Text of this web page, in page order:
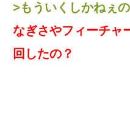
>もういくしかねぇの
なぎさやフィーチャ
回したの？